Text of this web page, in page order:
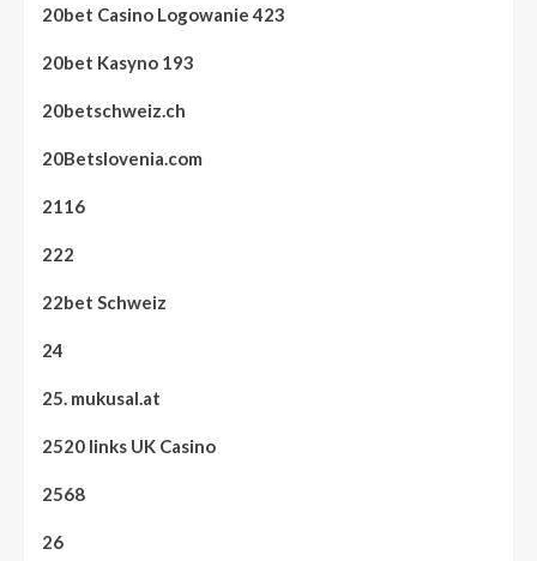
20bet Casino Logowanie 423
20bet Kasyno 193
20betschweiz.ch
20Betslovenia.com
2116
222
22bet Schweiz
24
25. mukusal.at
2520 links UK Casino
2568
26